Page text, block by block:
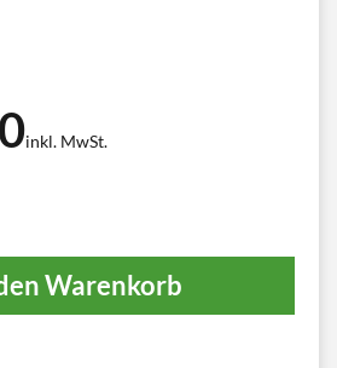
inkl. MwSt.
Warenkorb